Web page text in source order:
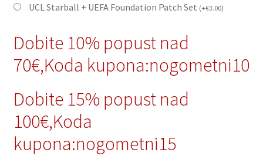
UCL Starball + UEFA Foundation Patch Set (+€3.00)
Dobite 10% popust nad
70€,Koda kupona:nogometni10
Dobite 15% popust nad
100€,Koda
kupona:nogometni15